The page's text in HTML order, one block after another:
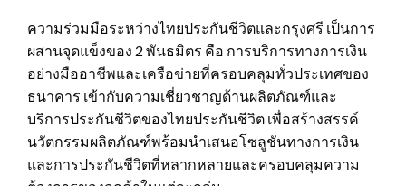
ความร่วมมือระหว่างไทยประกันชีวิตและกรุงศรี เป็นการ
ผสานจุดแข็งของ 2 พันธมิตร คือ การบริการทางการเงิน
อย่างมืออาชีพและเครือข่ายที่ครอบคลุมทั่วประเทศของ
ธนาคาร เข้ากับความเชี่ยวชาญด้านผลิตภัณฑ์และ
บริการประกันชีวิตของไทยประกันชีวิต เพื่อสร้างสรรค์
นวัตกรรมผลิตภัณฑ์พร้อมนำเสนอโซลูชันทางการเงิน
และการประกันชีวิตที่หลากหลายและครอบคลุมความ